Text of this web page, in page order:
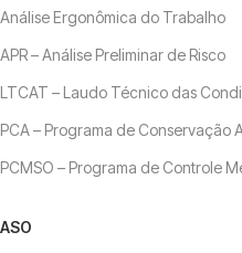
Análise Ergonômica do Trabalho
APR – Análise Preliminar de Risco
LTCAT – Laudo Técnico das
PCA – Programa de Conservação
PCMSO – Programa de Controle
ASO